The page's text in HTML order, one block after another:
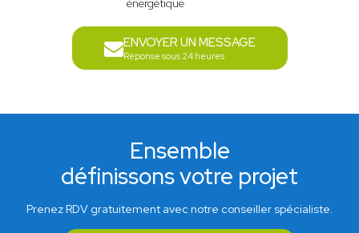
énergétique
ENVOYER UN MESSAGE
Réponse sous 24 heures
Ensemble
définissons votre projet
Prenez RDV gratuitement avec notre conseiller spécialiste.